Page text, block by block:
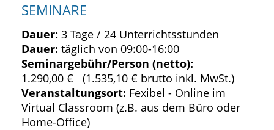
SEMINARE
Dauer: 3 Tage / 24 Unterrichtsstunden
Dauer: täglich von 09:00-16:00
Seminargebühr/Person (netto):
1.290,00 € (1.535,10 € brutto inkl. MwSt.)
Veranstaltungsort: Fexibel - Online im
Virtual Classroom (z.B. aus dem Büro oder
Home-Office)